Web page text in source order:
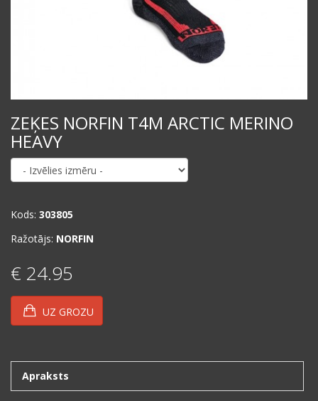
ZEĶES NORFIN T4M ARCTIC MERINO
HEAVY
Kods: 303805
Ražotājs: NORFIN
€ 24.95
UZ GROZU
Apraksts